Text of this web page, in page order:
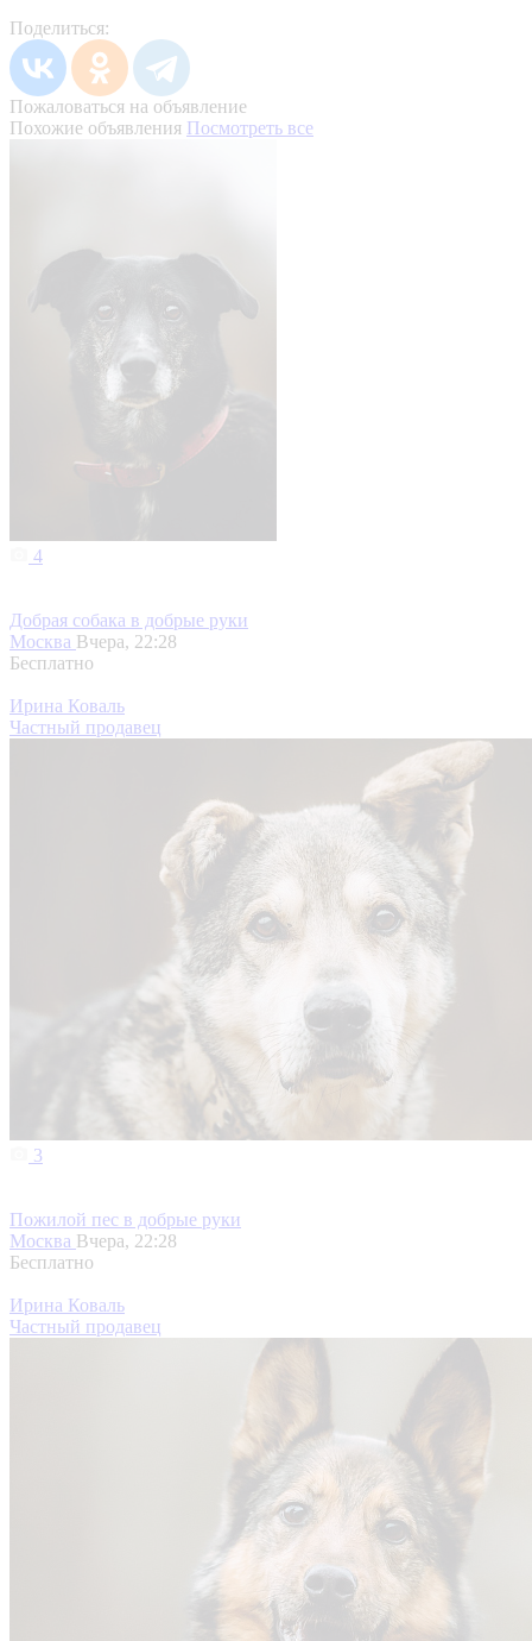
Поделиться:
Пожаловаться на объявление
Похожие объявления Посмотреть все
4
Добрая собака в добрые руки
Москва Вчера, 22:28
Бесплатно
Ирина Коваль
Частный продавец
3
Пожилой пес в добрые руки
Москва Вчера, 22:28
Бесплатно
Ирина Коваль
Частный продавец